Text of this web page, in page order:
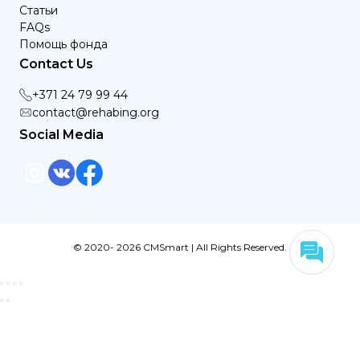
Статьи
FAQs
Помощь фонда
Contact Us
+371 24 79 99 44
contact@rehabing.org
Social Media
© 2020- 2026 CMSmart | All Rights Reserved.